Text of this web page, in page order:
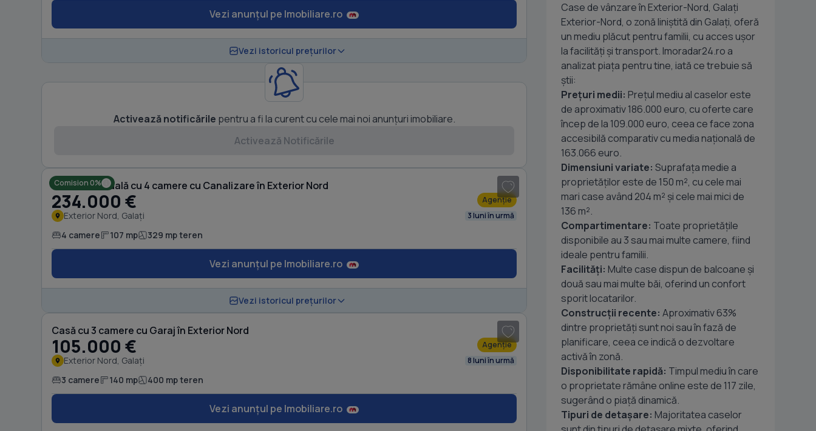
Vezi anunțul pe Imobiliare.ro
Vezi istoricul prețurilor
Activează notificările pentru a fi la curent cu cele mai noi anunțuri imobiliare.
Activează Notificările
Comision 0%
Casă individuală cu 4 camere cu Canalizare în Exterior Nord
234.000 € Agenție
Exterior Nord, Galați 3 luni în urmă
4 camere 107 mp 329 mp teren
Vezi anunțul pe Imobiliare.ro
Vezi istoricul prețurilor
Casă cu 3 camere cu Garaj în Exterior Nord
105.000 € Agenție
Exterior Nord, Galați 8 luni în urmă
3 camere 140 mp 400 mp teren
Vezi anunțul pe Imobiliare.ro
Case de vânzare în Exterior-Nord, Galați
Exterior-Nord, o zonă liniștită din Galați, oferă
un mediu plăcut pentru familii, cu acces ușor
la facilități și transport. Imoradar24.ro a
analizat piața pentru tine, iată ce trebuie să
știi:
Prețuri medii: Prețul mediu al caselor este
de aproximativ 186.000 euro, cu oferte care
încep de la 109.000 euro, ceea ce face zona
accesibilă comparativ cu media națională de
163.066 euro.
Dimensiuni variate: Suprafața medie a
proprietăților este de 150 m², cu cele mai
mari case având 204 m² și cele mai mici de
136 m².
Compartimentare: Toate proprietățile
disponibile au 3 sau mai multe camere, fiind
ideale pentru familii.
Facilități: Multe case dispun de balcoane și
două sau mai multe băi, oferind un confort
sporit locatarilor.
Construcții recente: Aproximativ 63%
dintre proprietăți sunt noi sau în fază de
planificare, ceea ce indică o dezvoltare
activă în zonă.
Disponibilitate rapidă: Timpul mediu în care
o proprietate rămâne online este de 117 zile,
sugerând o piață dinamică.
Tipuri de detașare: Majoritatea caselor